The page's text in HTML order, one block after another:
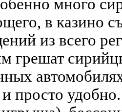
много
в казино
из всего
грешат
просто